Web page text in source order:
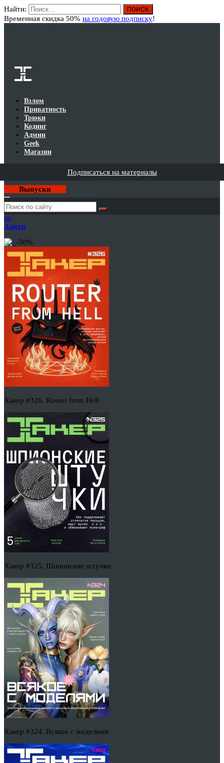
Найти:
Временная скидка 50% на годовую подписку!
Взлом
Приватность
Трюки
Кодинг
Админ
Geek
Магазин
Подписаться на материалы
Выпуски
Годовая
подписка
на
Хакер
-50%
Хакер #326. Router from Hell
Хакер #325. Шпионские штучки
Хакер #324. Всякое с моделями